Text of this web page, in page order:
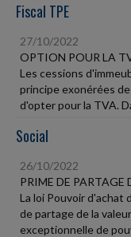
Fiscal TPE
27/10/2022
OPTION POUR LA
Les cessions
principe exonérées
d'opter pour la TVA.
Social
26/10/2022
PRIME DE PARTAGE
La loi Pouvoir d'achat
de partage de la
exceptionnelle de